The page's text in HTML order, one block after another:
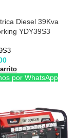
Diesel 39Kva
YDY39S3
por WhatsApp